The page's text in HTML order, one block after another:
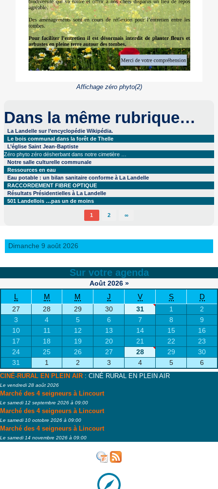
Affichage zéro phyto(2)
Dans la même rubrique…
La Landelle sur l’encyclopédie Wikipédia.
Le bois communal dans la forêt de Thelle
L’église Saint Jean-Baptiste
Zéro phyto zéro désherbant dans notre cimetière …
Notre salle culturelle communale
Ressources en eau
Eau potable : un bilan sanitaire conforme à La Landelle
RACCORDEMENT FIBRE OPTIQUE
Résultats Présidentielles à La Landelle
501 Landellois …pas un de moins
1 2 ∞
Dimanche 9 août 2026
Sur votre agenda
Août 2026 »
L M M J V S D
27 28 29 30 31 1
2
3
4 5 6 7 8
9
10
11 12 13 14 15
16
17
18 19 20 21 22
23
24
25 26 27 28 29
30
31
1 2 3 4 5 6
CINÉ-RURAL EN PLEIN AIR : CINÉ RURAL EN PLEIN AIR
Le vendredi 28 août 2026
Marché des 4 seigneurs à Lincourt
Le samedi 12 septembre 2026 à 09:00
Marché des 4 seigneurs à Lincourt
Le samedi 10 octobre 2026 à 09:00
Marché des 4 seigneurs à Lincourt
Le samedi 14 novembre 2026 à 09:00